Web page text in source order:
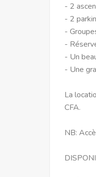
- 2
- 2
-
-
- Un
- Une
La
CFA.
NB: